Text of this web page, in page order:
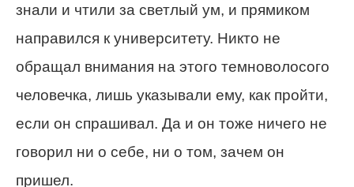
знали и чтили за светлый ум, и прямиком
направился к университету. Никто не
обращал внимания на этого темноволосого
человечка, лишь указывали ему, как пройти,
если он спрашивал. Да и он тоже ничего не
говорил ни о себе, ни о том, зачем он
пришел.